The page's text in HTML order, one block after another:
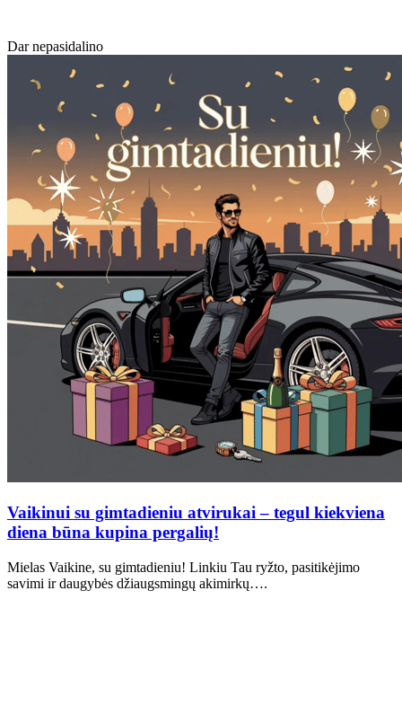
Dar nepasidalino
Vaikinui su gimtadieniu atvirukai – tegul kiekviena
diena būna kupina pergalių!
Mielas Vaikine, su gimtadieniu! Linkiu Tau ryžto, pasitikėjimo
savimi ir daugybės džiaugsmingų akimirkų….